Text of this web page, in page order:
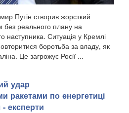
Путін створив жорсткий
без реального плану на
наступника. Ситуація у Кремлі
боротьба за владу, як
Це загрожує Росії ...
удар
ракетами по енергетиці
експерти